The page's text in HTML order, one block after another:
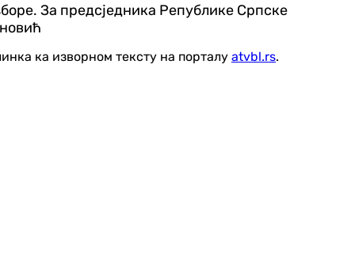
За предсједника Републике Српске
ка изворном тексту на порталу atvbl.rs.